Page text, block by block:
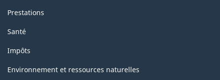
Prestations
Santé
Impôts
Environnement et ressources naturelles